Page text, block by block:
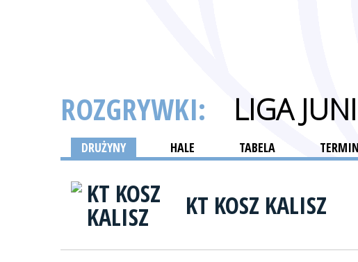
ROZGRYWKI: LIGA
DRUŻYNY HALE TABELA
KT KOSZ KALISZ